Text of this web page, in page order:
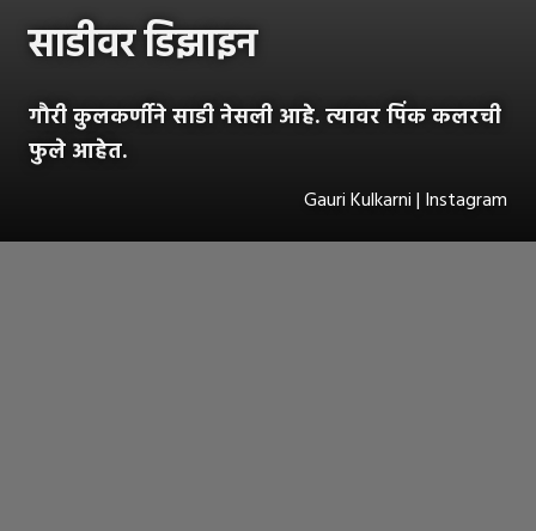
साडीवर डिझाइन
गौरी कुलकर्णीने साडी नेसली आहे. त्यावर पिंक कलरची
फुले आहेत.
Gauri Kulkarni | Instagram